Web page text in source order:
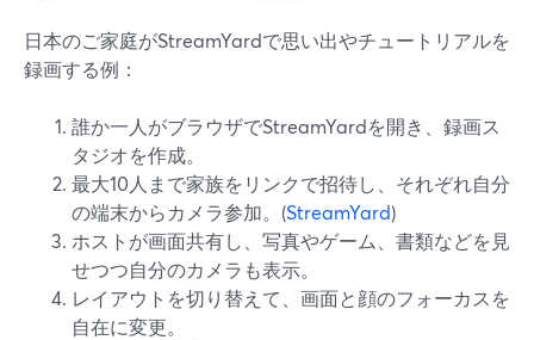
日本のご家庭がStreamYardで思い出やチュートリアルを
録画する例：
誰か一人がブラウザでStreamYardを開き、録画ス
タジオを作成。
最大10人まで家族をリンクで招待し、それぞれ自分
の端末からカメラ参加。(StreamYard)
ホストが画面共有し、写真やゲーム、書類などを見
せつつ自分のカメラも表示。
レイアウトを切り替えて、画面と顔のフォーカスを
自在に変更。